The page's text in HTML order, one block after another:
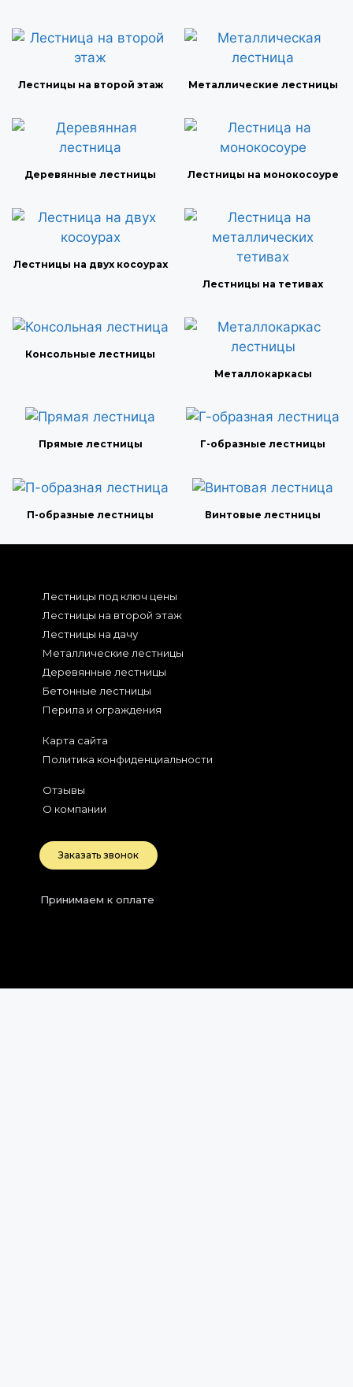
Лестницы на второй этаж Металлические лестницы
Деревянные лестницы Лестницы на монокосоуре
Лестницы на двух косоурах
Лестницы на тетивах
Консольные лестницы
Металлокаркасы
Прямые лестницы Г-образные лестницы
П-образные лестницы Винтовые лестницы
Лестницы под ключ цены
Лестницы на второй этаж
Лестницы на дачу
Металлические лестницы
Деревянные лестницы
Бетонные лестницы
Перила и ограждения
Карта сайта
Политика конфиденциальности
Отзывы
О компании
Заказать звонок
Принимаем к оплате